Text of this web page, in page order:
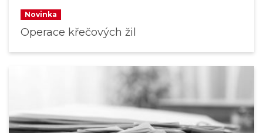
Novinka
Operace křečových žil